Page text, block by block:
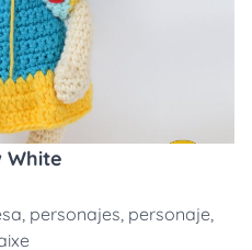
White
, personajes, personaje,